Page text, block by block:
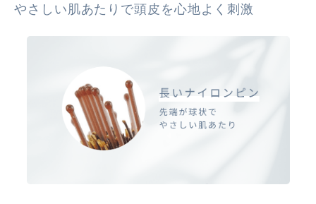
やさしい肌あたりで頭皮を心地よく刺激